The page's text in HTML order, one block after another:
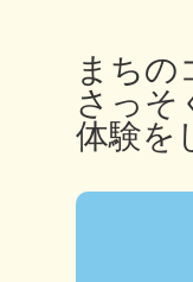
まちの
さっそ
体験を